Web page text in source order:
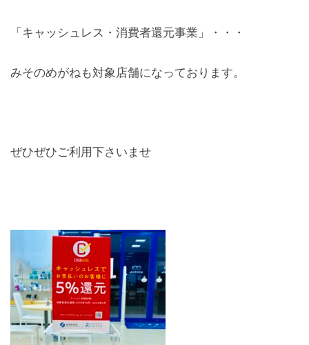
レンズ
Lens
キッズ
Sun Glasses
よくあるご質問
Q＆A
「キャッシュレス・消費者還元事業」・・・
みそのめがねも対象店舗になっております。
ぜひぜひご利用下さいませ